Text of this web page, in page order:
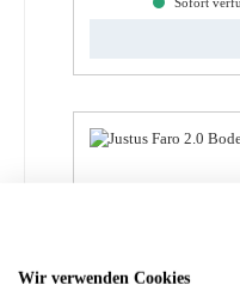
Wir verwenden Cookies